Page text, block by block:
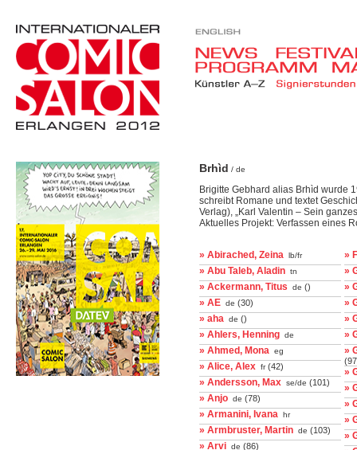
Brhìd / de
Brigitte Gebhard alias Brhìd wurde
schreibt Romane und textet
Verlag), „Karl Valentin – Sein
Aktuelles Projekt: Verfassen eines
» Abirached, Zeina lb/fr
» Abu Taleb, Aladin tn
» Ackermann, Titus de ()
» AE de (30)
» aha de ()
» Ahlers, Henning de
» Ahmed, Mona eg
» Alice, Alex fr(42)
» Andersson, Max se/de (101)
» Anjo de (78)
» Armanini, Ivana hr
» Armbruster, Martin de (103)
» Arvi de (86)
»
»
»
»
»
»
»
»
»
»
»
»